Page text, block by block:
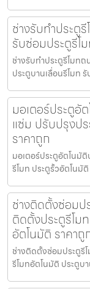
ช่างรับทำประตู
รับซ่อมประตูรีโ
ช่างรับทำประตูรีโมท
ประตูบานเลื่อนรีโมท
มอเตอร์ประตูอั
แซ่ม ปรับปรุงป
ราคาถูก
มอเตอร์ประตูอัตโนมั
รีโมท ประตูรั้วอัตโนมั
ช่างติดตั้งซ่อมป
ติดตั้งประตูรีโม
อัตโนมัติ ราคาถู
ช่างติดตั้งซ่อมประตูรี
รีโมทอัตโนมัติ ประตูบ